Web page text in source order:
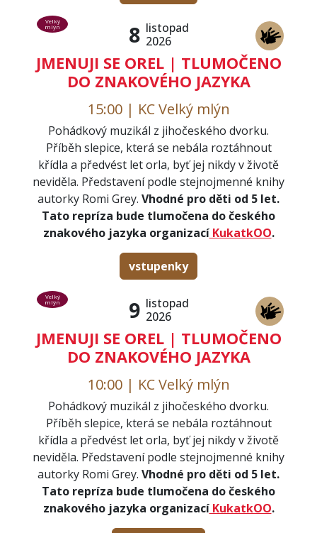
8 listopad
2026
JMENUJI SE OREL | TLUMOČENO
DO ZNAKOVÉHO JAZYKA
Velký
mlýn
15:00 | KC Velký mlýn
Pohádkový muzikál z jihočeského dvorku.
Příběh slepice, která se nebála roztáhnout
křídla a předvést let orla, byť jej nikdy v životě
neviděla. Představení podle stejnojmenné knihy
autorky Romi Grey. Vhodné pro děti od 5 let.
Tato repríza bude tlumočena do českého
znakového jazyka organizacíKukatkOO.
vstupenky
9 listopad
2026
JMENUJI SE OREL | TLUMOČENO
DO ZNAKOVÉHO JAZYKA
Velký
mlýn
10:00 | KC Velký mlýn
Pohádkový muzikál z jihočeského dvorku.
Příběh slepice, která se nebála roztáhnout
křídla a předvést let orla, byť jej nikdy v životě
neviděla. Představení podle stejnojmenné knihy
autorky Romi Grey. Vhodné pro děti od 5 let.
Tato repríza bude tlumočena do českého
znakového jazyka organizacíKukatkOO.